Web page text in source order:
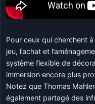
Pour ceux qui cherchent
jeu, l’achat et
système flexible de
immersion encore plus
Notez que Thomas
également partagé des